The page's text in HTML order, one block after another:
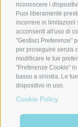
riconoscere i
Puoi liberamente
incorrere in limitazioni
acconsenti all'uso di
"Gestisci Preferenze"
per proseguire senza
modificare le tue
"Preferenze Cookie"
basso a sinistra. Le
dispositivo in uso.
Cookie Policy
FOLLOW US
Newsletter